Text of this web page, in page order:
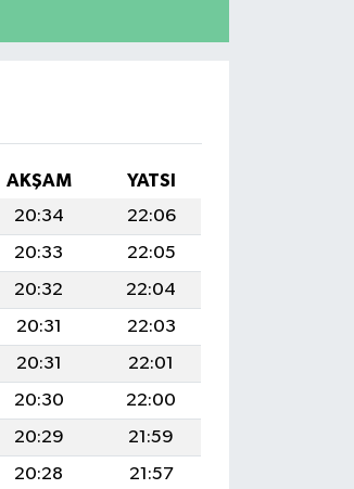
AKŞAM
YATSI
20:34
22:06
20:33
22:05
20:32
22:04
20:31
22:03
20:31
22:01
20:30
22:00
20:29
21:59
20:28
21:57